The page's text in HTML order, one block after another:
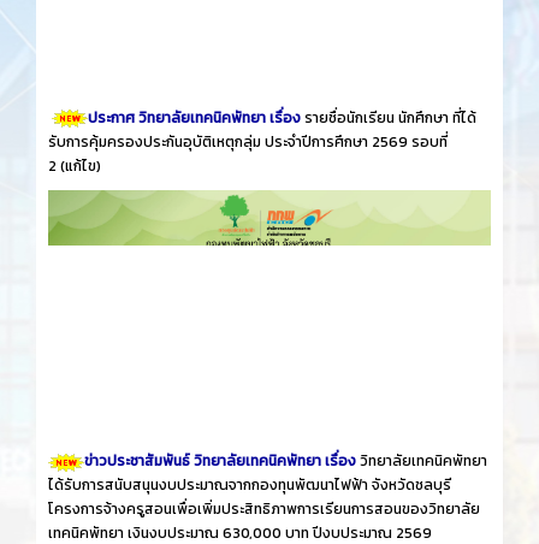
ประกาศ วิทยาลัยเทคนิคพัทยา เรื่องรายชื่อนักเรียน นักศึกษา ที่ได้
รับการคุ้มครองประกันอุบัติเหตุกลุ่ม ประจำปีการศึกษา 2569 รอบที่
2 (แก้ไข)
ข่าวประชาสัมพันธ์ วิทยาลัยเทคนิคพัทยา เรื่องวิทยาลัยเทคนิคพัทยา
ได้รับการสนับสนุนงบประมาณจากกองทุนพัฒนาไฟฟ้า จังหวัดชลบุรี
โครงการจ้างครูสอนเพื่อเพิ่มประสิทธิภาพการเรียนการสอนของวิทยาลัย
เทคนิคพัทยา เงินงบประมาณ 630,000 บาท ปีงบประมาณ 2569